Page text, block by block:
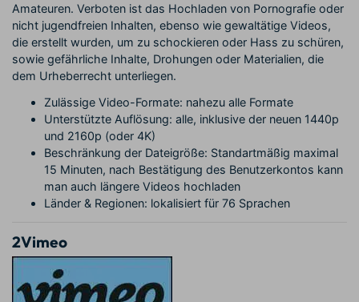
Amateuren. Verboten ist das Hochladen von Pornografie oder
nicht jugendfreien Inhalten, ebenso wie gewaltätige Videos,
die erstellt wurden, um zu schockieren oder Hass zu schüren,
sowie gefährliche Inhalte, Drohungen oder Materialien, die
dem Urheberrecht unterliegen.
Zulässige Video-Formate: nahezu alle Formate
Unterstützte Auflösung: alle, inklusive der neuen 1440p
und 2160p (oder 4K)
Beschränkung der Dateigröße: Standartmäßig maximal
15 Minuten, nach Bestätigung des Benutzerkontos kann
man auch längere Videos hochladen
Länder & Regionen: lokalisiert für 76 Sprachen
2Vimeo